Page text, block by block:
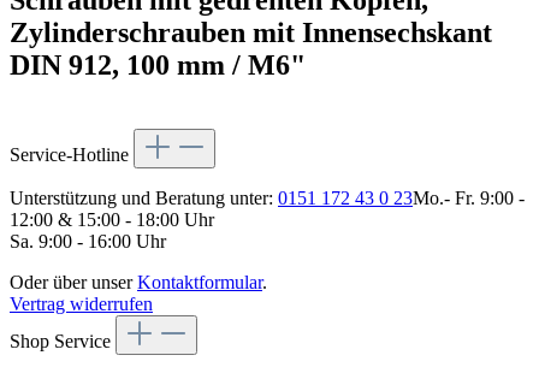
Zylinderschrauben mit Innensechskant
DIN 912, 100 mm / M6"
Service-Hotline
Unterstützung und Beratung unter: 0151 172 43 0 23Mo.- Fr. 9:00 -
12:00 & 15:00 - 18:00 Uhr
Sa. 9:00 - 16:00 Uhr
Oder über unserKontaktformular.
Vertrag widerrufen
Shop Service